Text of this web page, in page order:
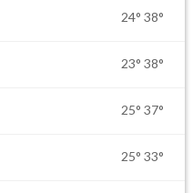
24° 38°
23° 38°
25° 37°
25° 33°